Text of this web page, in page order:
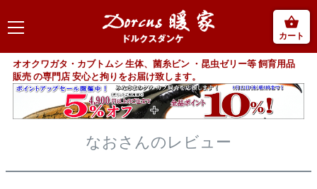
カート
オオクワガタ・カブトムシ 生体、菌糸ビン ・昆虫ゼリー等 飼育用品
販売 の専門店 安心と拘りをお届け致します。
なおさんのレビュー